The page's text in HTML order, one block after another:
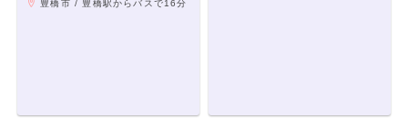
豊橋市 / 豊橋駅からバスで16分